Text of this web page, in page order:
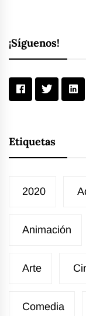
¡Síguenos!
Etiquetas
2020
Animación
Arte
Comedia